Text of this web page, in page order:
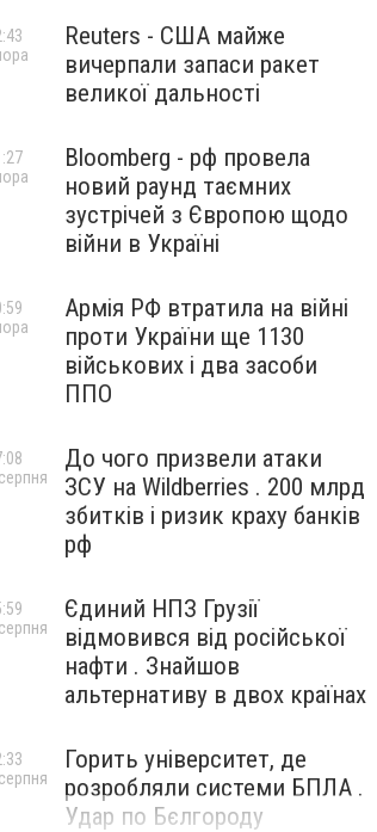
Reuters - США майже
вичерпали запаси ракет
великої дальності
Bloomberg - рф провела
новий раунд таємних
зустрічей з Європою щодо
війни в Україні
Армія РФ втратила на війні
проти України ще 1130
військових і два засоби
ППО
До чого призвели атаки
ЗСУ на Wildberries . 200 млрд
збитків і ризик краху банків
рф
Єдиний НПЗ Грузії
відмовився від російської
нафти . Знайшов
альтернативу в двох країнах
Горить університет, де
розробляли системи БПЛА .
Удар по Бєлгороду